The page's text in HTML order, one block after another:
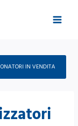
IN VENDITA